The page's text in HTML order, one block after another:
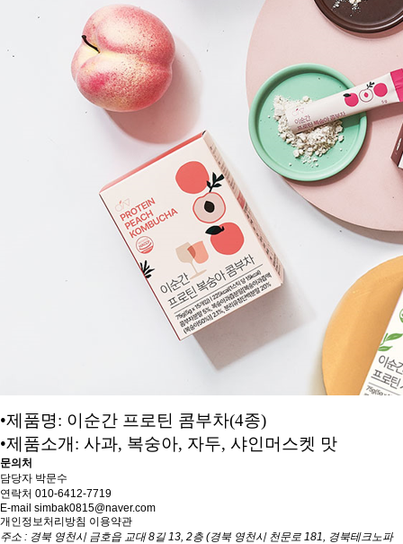
•제품명: 이순간 프로틴 콤부차(4종)
•제품소개: 사과, 복숭아, 자두, 샤인머스켓 맛
문의처
담당자 박문수
연락처 010-6412-7719
E-mail simbak0815@naver.com
개인정보처리방침 이용약관
주소 : 경북 영천시 금호읍 교대 8길 13, 2층 (경북 영천시 천문로 181, 경북테크노파